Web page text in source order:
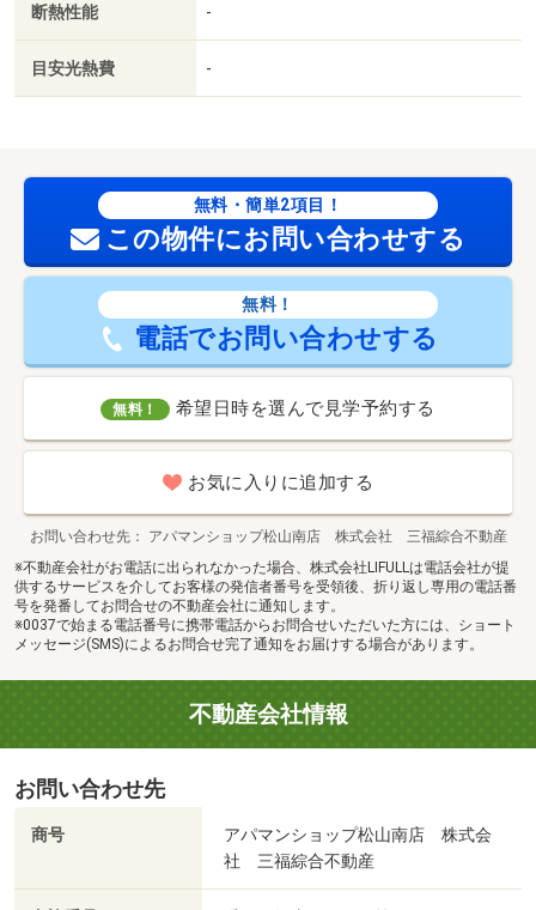
断熱性能 -
目安光熱費 -
無料・簡単2項目！
この物件にお問い合わせする
無料！
電話でお問い合わせする
無料！ 希望日時を選んで見学予約する
お気に入りに追加する
お問い合わせ先
アパマンショップ松山南店 株式会社 三福綜合不動産
※不動産会社がお電話に出られなかった場合、株式会社LIFULLは電話会社が提
供するサービスを介してお客様の発信者番号を受領後、折り返し専用の電話番
号を発番してお問合せの不動産会社に通知します。
※0037で始まる電話番号に携帯電話からお問合せいただいた方には、ショート
メッセージ(SMS)によるお問合せ完了通知をお届けする場合があります。
不動産会社情報
お問い合わせ先
商号
アパマンショップ松山南店 株式会
社 三福綜合不動産